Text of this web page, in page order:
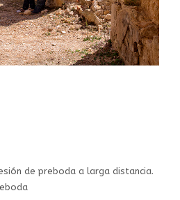
de preboda a larga distancia.